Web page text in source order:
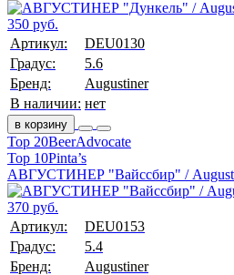
350 руб.
Артикул:
DEU0130
Градус:
5.6
Бренд:
Augustiner
В наличии: нет
в корзину
Top 20BeerAdvocate
Top 10Pinta’s
АВГУСТИНЕР "Вайссбир" /
370 руб.
Артикул:
DEU0153
Градус:
5.4
Бренд:
Augustiner